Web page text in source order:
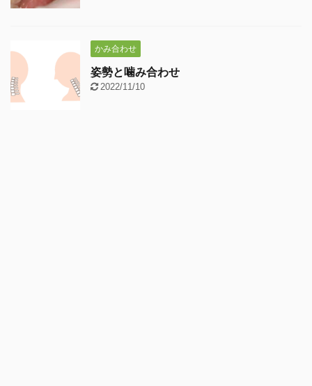
かみ合わせ
姿勢と噛み合わせ
2022/11/10